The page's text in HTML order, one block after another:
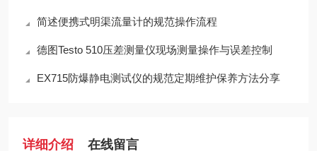
简述便携式明渠流量计的规范操作流程
德图Testo 510压差测量仪现场测量操作与误差控制
EX715防爆静电测试仪的规范定期维护保养方法分享
详细介绍 在线留言